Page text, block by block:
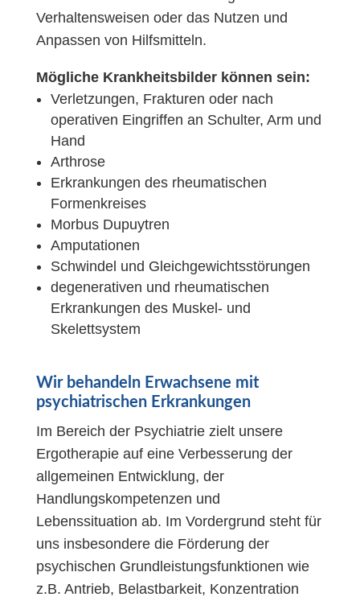
Verhaltensweisen oder das Nutzen und
Anpassen von Hilfsmitteln.
Mögliche Krankheitsbilder können sein:
Verletzungen, Frakturen oder nach
operativen Eingriffen an Schulter, Arm und
Hand
Arthrose
Erkrankungen des rheumatischen
Formenkreises
Morbus Dupuytren
Amputationen
Schwindel und Gleichgewichtsstörungen
degenerativen und rheumatischen
Erkrankungen des Muskel- und
Skelettsystem
Wir behandeln Erwachsene mit
psychiatrischen Erkrankungen
Im Bereich der Psychiatrie zielt unsere
Ergotherapie auf eine Verbesserung der
allgemeinen Entwicklung, der
Handlungskompetenzen und
Lebenssituation ab. Im Vordergrund steht für
uns insbesondere die Förderung der
psychischen Grundleistungsfunktionen wie
z.B. Antrieb, Belastbarkeit, Konzentration